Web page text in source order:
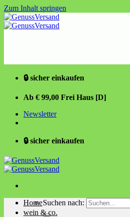
Zum Inhalt springen
🔒 sicher einkaufen
Ab € 99,00 Frei Haus [D]
Newsletter
🔒 sicher einkaufen
Suchen nach:
Home
wein & co.